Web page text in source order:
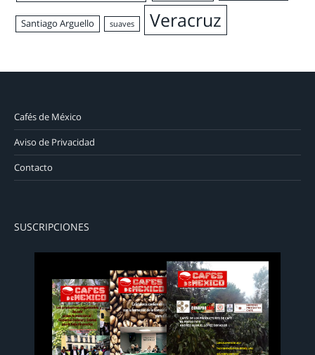
Santiago Arguello suaves Veracruz
Cafés de México
Aviso de Privacidad
Contacto
SUSCRIPCIONES